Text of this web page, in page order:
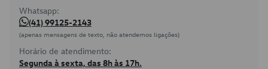
Whatsapp:
(41) 99125-2143
(apenas mensagens de texto, não atendemos ligações)
Horário de atendimento:
Segunda à sexta, das 8h às 17h.